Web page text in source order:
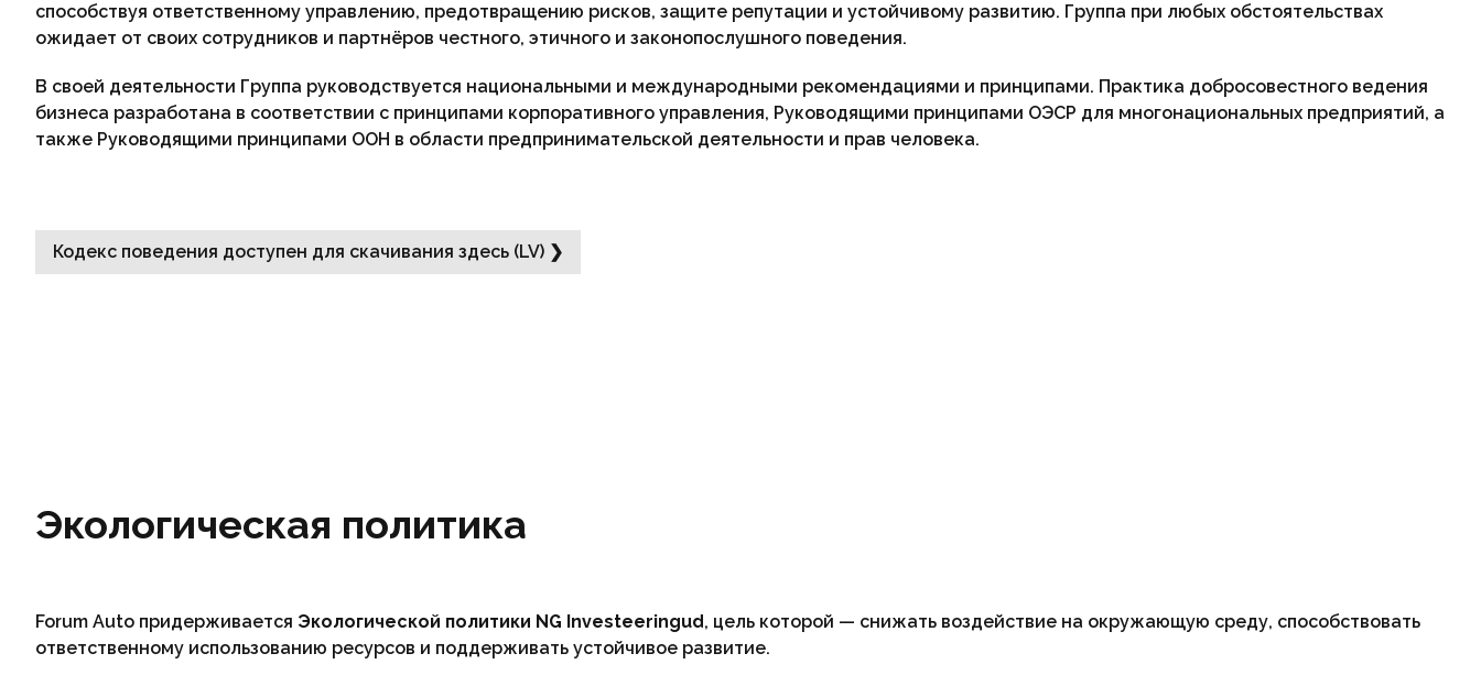
способствуя ответственному управлению, предотвращению рисков, защите репутации и устойчивому развитию. Группа при любых обстоятельствах
ожидает от своих сотрудников и партнёров честного, этичного и законопослушного поведения.
В своей деятельности Группа руководствуется национальными и международными рекомендациями и принципами. Практика добросовестного ведения
бизнеса разработана в соответствии с принципами корпоративного управления, Руководящими принципами ОЭСР для многонациональных предприятий, а
также Руководящими принципами ООН в области предпринимательской деятельности и прав человека.
Кодекс поведения доступен для скачивания здесь (LV) ❯
Экологическая политика
Forum Auto придерживается Экологической политики NG Investeeringud, цель которой — снижать воздействие на окружающую среду, способствовать
ответственному использованию ресурсов и поддерживать устойчивое развитие.